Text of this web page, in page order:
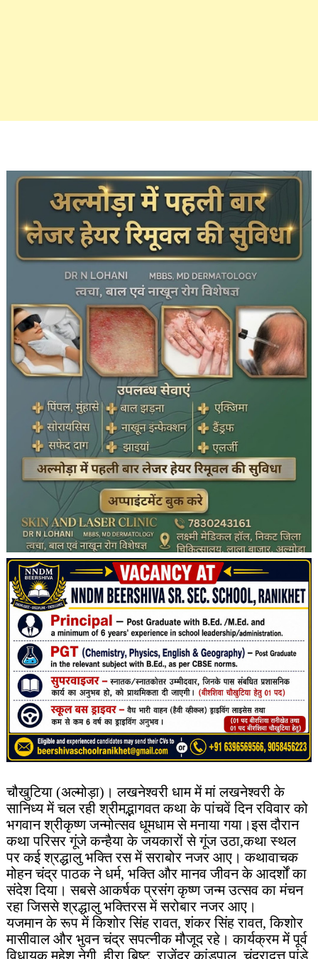
चौखुटिया (अल्मोड़ा)। लखनेश्वरी धाम में मां लखनेश्वरी के
सानिध्य में चल रही श्रीमद्भागवत कथा के पांचवें दिन रविवार को
भगवान श्रीकृष्ण जन्मोत्सव धूमधाम से मनाया गया।इस दौरान
कथा परिसर गूंजे कन्हैया के जयकारों से गूंज उठा,कथा स्थल
पर कई श्रद्धालु भक्ति रस में सराबोर नजर आए। कथावाचक
मोहन चंद्र पाठक ने धर्म, भक्ति और मानव जीवन के आदर्शों का
संदेश दिया। सबसे आकर्षक प्रसंग कृष्ण जन्म उत्सव का मंचन
रहा जिससे श्रद्धालु भक्तिरस में सरोबार नजर आए।
यजमान के रूप में किशोर सिंह रावत, शंकर सिंह रावत, किशोर
मासीवाल और भुवन चंद्र सपत्नीक मौजूद रहे। कार्यक्रम में पूर्व
विधायक महेश नेगी, हीरा बिष्ट, राजेंद्र कांडपाल, चंद्रादत्त पांडे,